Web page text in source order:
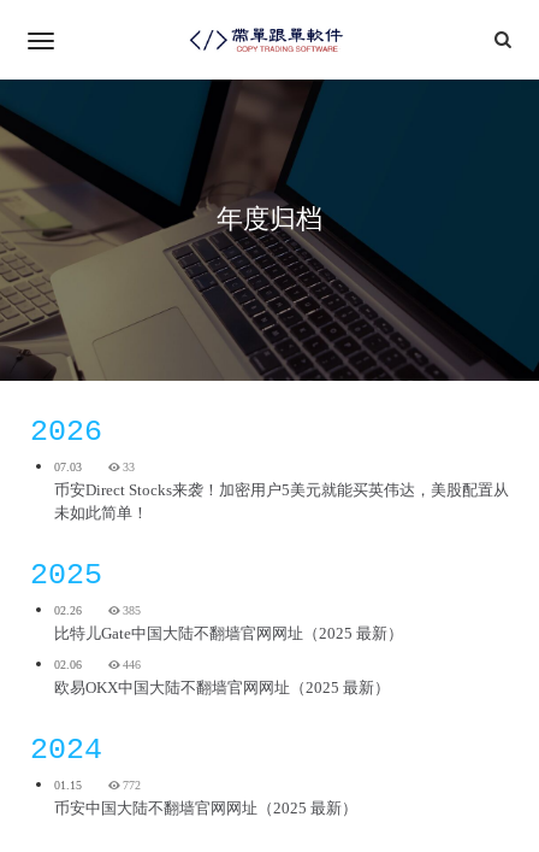
年度归档
2026
07.03 33
币安Direct Stocks来袭！加密用户5美元就能买英伟达，美股配置从
未如此简单！
2025
02.26 385
比特儿Gate中国大陆不翻墙官网网址（2025 最新）
02.06 446
欧易OKX中国大陆不翻墙官网网址（2025 最新）
2024
01.15 772
币安中国大陆不翻墙官网网址（2025 最新）